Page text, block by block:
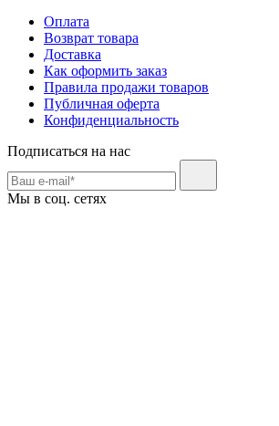
Оплата
Возврат товара
Доставка
Как оформить заказ
Правила продажи товаров
Публичная оферта
Конфиденциальность
Подписаться на нас
Мы в соц. сетях